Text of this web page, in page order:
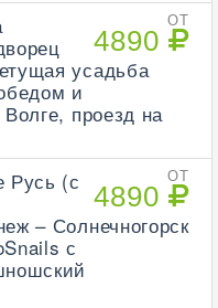
ОТ
4890
усадьба
и
проезд на
ОТ
4890
Русь (с
– Солнечногорск
с